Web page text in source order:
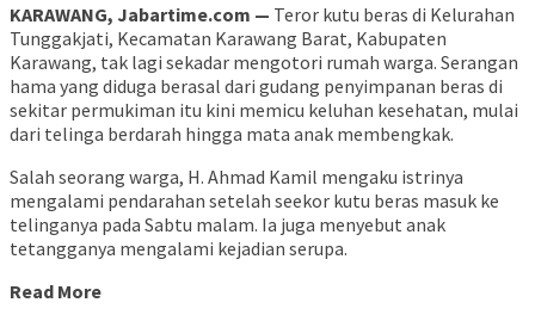
KARAWANG, Jabartime.com — Teror kutu beras di Kelurahan
Tunggakjati, Kecamatan Karawang Barat, Kabupaten
Karawang, tak lagi sekadar mengotori rumah warga. Serangan
hama yang diduga berasal dari gudang penyimpanan beras di
sekitar permukiman itu kini memicu keluhan kesehatan, mulai
dari telinga berdarah hingga mata anak membengkak.
Salah seorang warga, H. Ahmad Kamil mengaku istrinya
mengalami pendarahan setelah seekor kutu beras masuk ke
telinganya pada Sabtu malam. Ia juga menyebut anak
tetangganya mengalami kejadian serupa.
Read More